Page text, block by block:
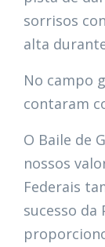
sorrisos
alta
No campo
contaram
O Baile de
nossos
Federais
sucesso da